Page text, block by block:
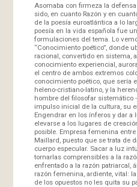
Asomaba con firmeza la
sido, en cuanto Razón y en
de la poesía euroatlántica a lo
poesía en la vida española fue
formulaciones del tema. Lo
“Conocimiento poético”, donde
racional, convertido en sistema,
conocimiento experiencial,
el centro de ambos extremos
conocimiento poético, que sería
heleno-cristiano-latino, y la
hombre del filosofar sistemático
impulso inicial de la cultura, su
Engendrar en los ínferos y dar a
elevarse a los lugares de
posible. Empresa femenina
Maillard, puesto que se trata de
cuerpo especular. Sacar a luz
tornarlas comprensibles a la
enfrentado a la razón patriarcal,
razón femenina, ardiente, vital:
de los opuestos no les quita su